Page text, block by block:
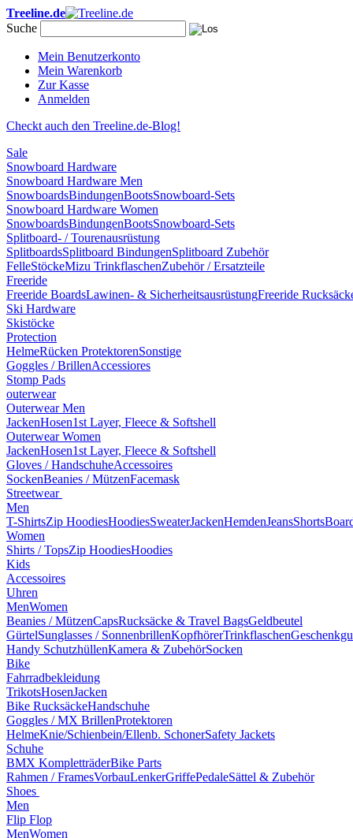
Treeline.de
Suche
Mein Benutzerkonto
Mein Warenkorb
Zur Kasse
Anmelden
Checkt auch den Treeline.de-Blog!
Sale
Snowboard Hardware
Snowboard Hardware Men
SnowboardsBindungenBootsSnowboard-Sets
Snowboard Hardware Women
SnowboardsBindungenBootsSnowboard-Sets
Splitboard- / Tourenausrüstung
SplitboardsSplitboard BindungenSplitboard Zubehör
FelleStöckeMizu TrinkflaschenZubehör / Ersatzteile
Freeride
Freeride BoardsLawinen- & SicherheitsausrüstungFreeride
Ski Hardware
Skistöcke
Protection
HelmeRücken ProtektorenSonstige
Goggles / BrillenAccessiores
Stomp Pads
outerwear
Outerwear Men
JackenHosen1st Layer, Fleece & Softshell
Outerwear Women
JackenHosen1st Layer, Fleece & Softshell
Gloves / HandschuheAccessoires
SockenBeanies / MützenFacemask
Streetwear
Men
T-ShirtsZip HoodiesHoodiesSweaterJackenHemdenJeansShorts
Women
Shirts / TopsZip HoodiesHoodies
Kids
Accessoires
Uhren
MenWomen
Beanies / MützenCapsRucksäcke & Travel BagsGeldbeutel
GürtelSunglasses / SonnenbrillenKopfhörerTrinkflaschen
Handy SchutzhüllenKamera & ZubehörSocken
Bike
Fahrradbekleidung
TrikotsHosenJacken
Bike RucksäckeHandschuhe
Goggles / MX BrillenProtektoren
HelmeKnie/Schienbein/Ellenb. SchonerSafety Jackets
Schuhe
BMX KompletträderBike Parts
Rahmen / FramesVorbauLenkerGriffePedaleSättel & Zubehör
Shoes
Men
Flip Flop
MenWomen